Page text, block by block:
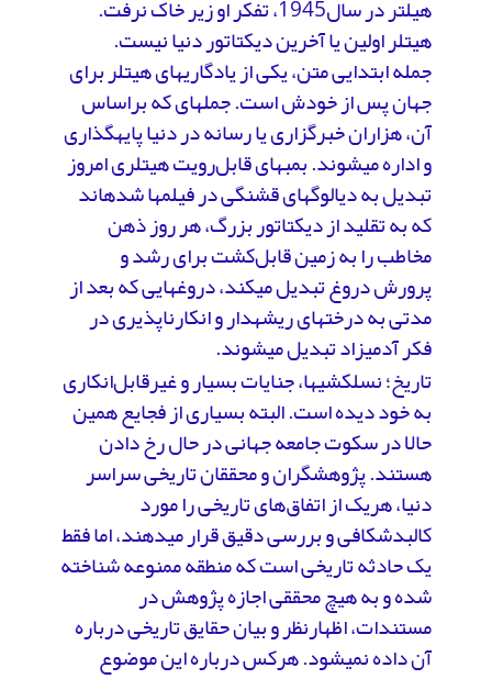
هیلتر در سال1945، تفکر او زیر خاک نرفت.
هیتلر اولین یا آخرین دیکتاتور دنیا نیست.
جمله­ ابتدایی متن، یکی از یادگاری­های هیتلر برای
جهان پس از خودش است. جمله­ای که براساس
آن، هزاران خبرگزاری یا رسانه در دنیا پایه­گذاری
و اداره می­شوند. بمب­های قابل‌رویت هیتلری امروز
تبدیل به دیالوگ­های قشنگی در فیلم­ها شده­اند
که به تقلید از دیکتاتور بزرگ، هر روز ذهن
مخاطب را به زمین قابل‌کشت برای رشد و
پرورش دروغ تبدیل می­کند، دروغ­هایی که بعد از
مدتی به درخت­های ریشه­دار و انکارناپذیری در
فکر آدمیزاد تبدیل می­شوند.
تاریخ؛ نسل­کشی­ها، جنایات بسیار و غیرقابل‌انکاری
به خود دیده است. البته بسیاری از فجایع همین
حالا در سکوت جامعه جهانی در حال رخ دادن
هستند. پژوهشگران و محققان تاریخی سراسر
دنیا، هریک از اتفاق‌های تاریخی را مورد
کالبدشکافی و بررسی دقیق قرار می­دهند، اما فقط
یک حادثه تاریخی است که منطقه ممنوعه شناخته
شده و به هیچ محققی اجازه پژوهش در
مستندات، اظهارنظر و بیان حقایق تاریخی درباره
آن داده نمی­شود. هرکس درباره این موضوع